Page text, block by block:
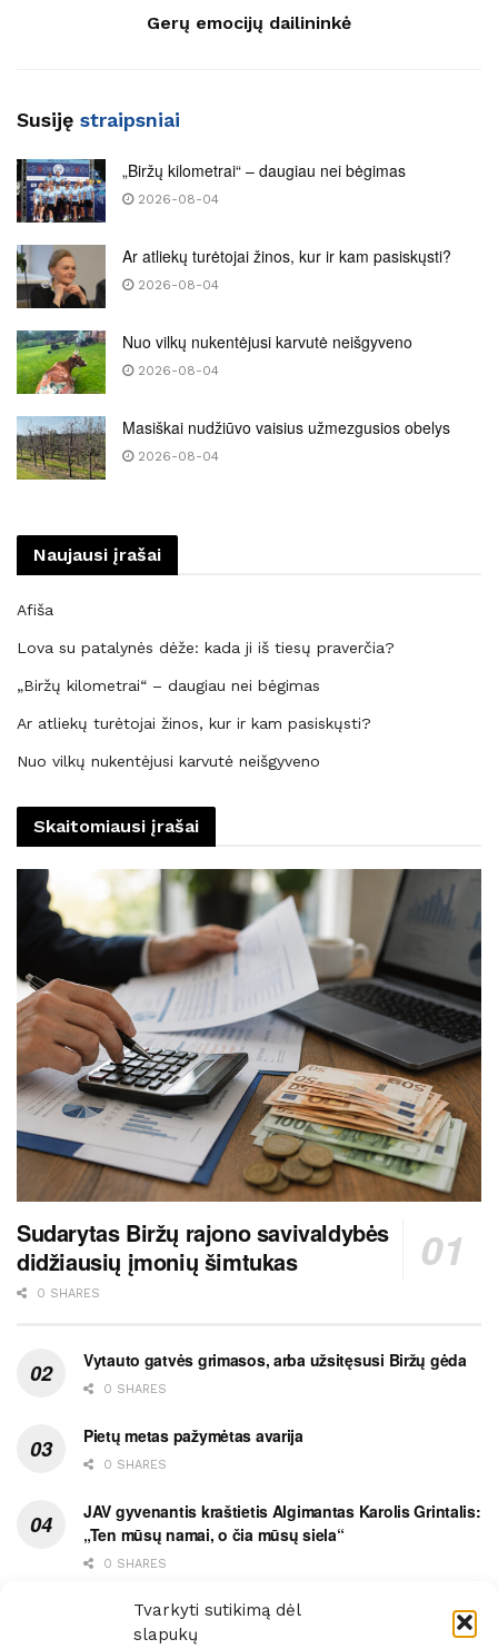
Tvarkyti sutikimą dėl
slapukų
Gerų emocijų dailininkė
Susiję straipsniai
„Biržų kilometrai“ – daugiau nei bėgimas
2026-08-04
Ar atliekų turėtojai žinos, kur ir kam pasiskųsti?
2026-08-04
Nuo vilkų nukentėjusi karvutė neišgyveno
2026-08-04
Masiškai nudžiūvo vaisius užmezgusios obelys
2026-08-04
Naujausi įrašai
Afiša
Lova su patalynės dėže: kada ji iš tiesų praverčia?
„Biržų kilometrai“ – daugiau nei bėgimas
Ar atliekų turėtojai žinos, kur ir kam pasiskųsti?
Nuo vilkų nukentėjusi karvutė neišgyveno
Skaitomiausi įrašai
Sudarytas Biržų rajono savivaldybės
didžiausių įmonių šimtukas
0 SHARES
Vytauto gatvės grimasos, arba užsitęsusi Biržų gėda
0 SHARES
Pietų metas pažymėtas avarija
0 SHARES
JAV gyvenantis kraštietis Algimantas Karolis Grintalis:
„Ten mūsų namai, o čia mūsų siela“
0 SHARES
Ypatingas dviejų medikių likimo ryšys
0 SHARES